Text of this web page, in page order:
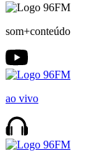
som+conteúdo
ao vivo